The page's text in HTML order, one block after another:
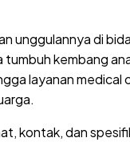
unggulannya di
kembang
layanan medical
kontak, dan